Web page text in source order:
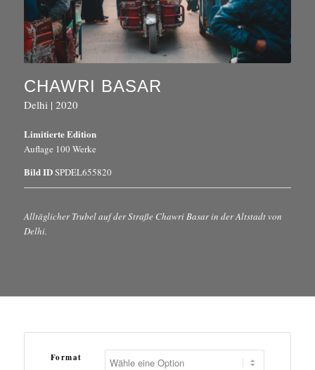
CHAWRI BASAR
Delhi | 2020
Limitierte Edition
Auflage 100 Werke
Bild IDSPDEL655820
Alltäglicher Trubel auf der Straße Chawri Basar in der Altstadt von
Delhi.
Format